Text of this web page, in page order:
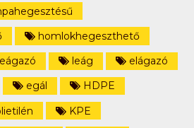
homlokhegeszthető
leág
elágazó
egál
HDPE
KPE